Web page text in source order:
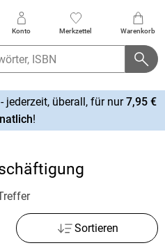
Konto Merkzettel Warenkorb
jederzeit, überall, für nur7,95 €
!
Sortieren